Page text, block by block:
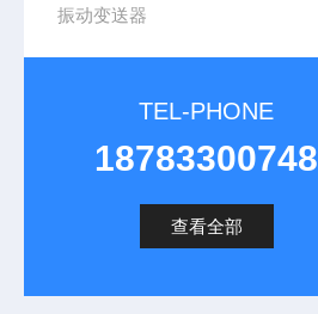
振动变送器
TEL-PHONE
18783300748
查看全部